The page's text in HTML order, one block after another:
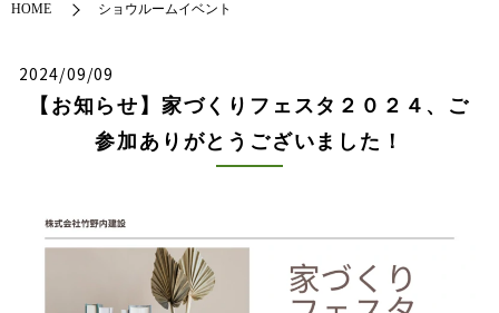
HOME ショウルームイベント
2024/09/09
【お知らせ】家づくりフェスタ２０２４、ご
参加ありがとうございました！